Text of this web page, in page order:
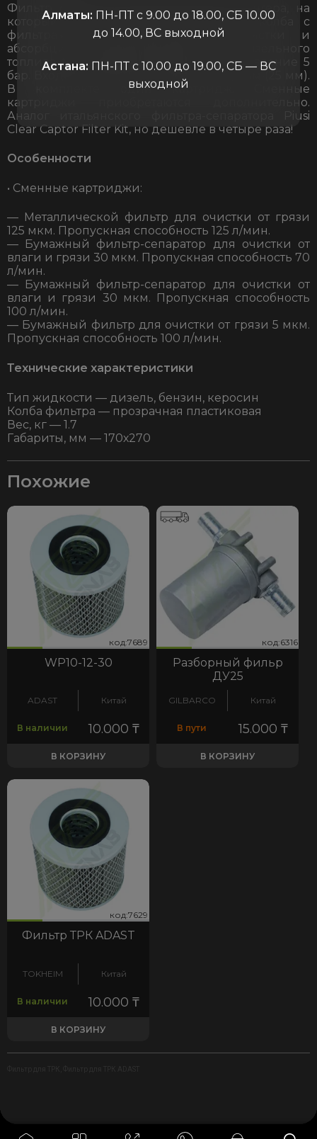
Фильтр состоит из алюминиевого адаптера, на
который устанавливается прозрачная колба с
фильтрами для механической очистки и
абсорбции (удаления) влаги из дизельного
топлива и сливным клапаном. Макс давление 5
бар. Входное/выходное отверстие 1 дюйм (25 мм).
В комплекте один картридж. Сменные
картриджи приобретаются дополнительно.
Аналог итальянского фильтра-сепаратора Piusi
Clear Captor Filter Kit, но дешевле в четыре раза!
Особенности
• Сменные картриджи:
— Металлической фильтр для очистки от грязи
125 мкм. Пропускная способность 125 л/мин.
— Бумажный фильтр-сепаратор для очистки от
влаги и грязи 30 мкм. Пропускная способность 70
л/мин.
— Бумажный фильтр-сепаратор для очистки от
влаги и грязи 30 мкм. Пропускная способность
100 л/мин.
— Бумажный фильтр для очистки от грязи 5 мкм.
Пропускная способность 100 л/мин.
Технические характеристики
Тип жидкости — дизель, бензин, керосин
Колба фильтра — прозрачная пластиковая
Вес, кг — 1.7
Габариты, мм — 170х270
Похожие
код:7689 код:7689
WP10-12-30
ADAST Китай
В наличии 10.000 ₸
В КОРЗИНУ
код:6316 код:6316
Разборный фильр
ДУ25
GILBARCO Китай
В пути 15.000₸
В КОРЗИНУ
код:7629
Фильтр ТРК ADAST
TOKHEIM Китай
В наличии 10.000 ₸
В КОРЗИНУ
Алматы: ПН-ПТ с 9.00 до 18.00, СБ 10.00
до 14.00, ВС выходной
Астана: ПН-ПТ с 10.00 до 19.00, СБ — ВС
выходной